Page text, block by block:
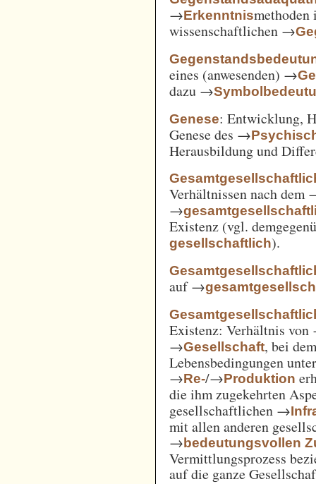
→Erkenntnismethoden
wissenschaftlichen →
eines (anwesenden) →
dazu →
Genese: Entwicklung,
Genese des →
Herausbildung und
Verhältnissen nach dem
→
Existenz (vgl.
gesellschaftlich).
auf →
Existenz: Verhältnis
→Gesellschaft, bei
Lebensbedingungen
→Re-/→Produktion
die ihm zugekehrten
gesellschaftlichen →
mit allen anderen
→bedeutungsvollen
Vermittlungsprozess
auf die ganze